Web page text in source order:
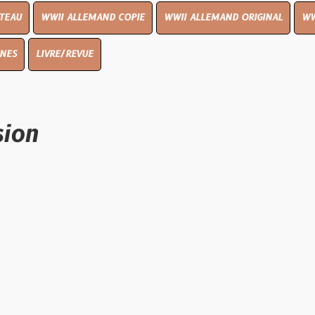
ALLEMAND COPIE WWII ALLEMAND ORIGINAL WWII UK